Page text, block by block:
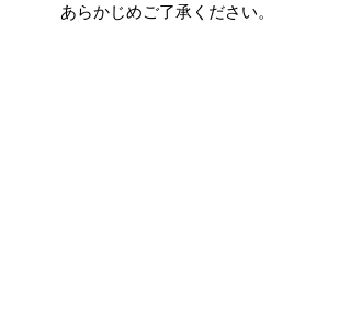
あらかじめご了承ください。